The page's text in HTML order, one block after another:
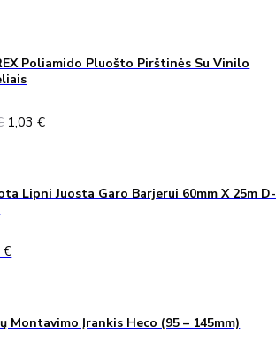
Poliamido Pluošto Pirštinės Su Vinilo
Original
1,03€Current
Lipni Juosta Garo Barjerui 60mm X 25m D-
€
Montavimo Įrankis Heco (95 – 145mm)